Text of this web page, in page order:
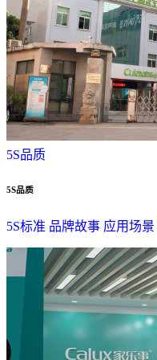
5S品质
5S品质
5S标准 品牌故事 应用场景